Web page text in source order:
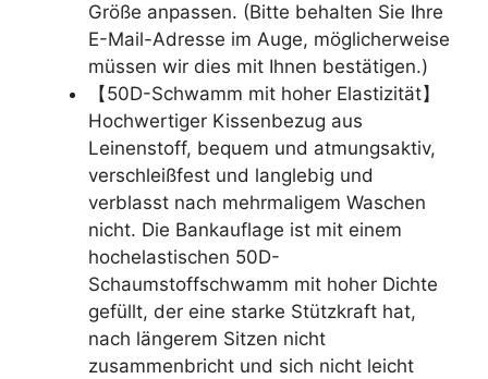
Größe anpassen. (Bitte behalten Sie Ihre
E-Mail-Adresse im Auge, möglicherweise
müssen wir dies mit Ihnen bestätigen.)
【50D-Schwamm mit hoher Elastizität】
Hochwertiger Kissenbezug aus
Leinenstoff, bequem und atmungsaktiv,
verschleißfest und langlebig und
verblasst nach mehrmaligem Waschen
nicht. Die Bankauflage ist mit einem
hochelastischen 50D-
Schaumstoffschwamm mit hoher Dichte
gefüllt, der eine starke Stützkraft hat,
nach längerem Sitzen nicht
zusammenbricht und sich nicht leicht